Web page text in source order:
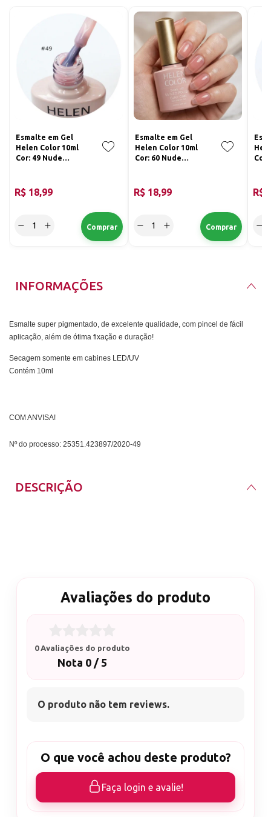
Esmalte em Gel
Helen Color 10ml
Cor: 49 Nude
R$ 18,99
Esmalte em Gel
Helen Color 10ml
Cor: 60 Nude
R$ 18,99
Cor:
R$
INFORMAÇÕES
Esmalte super pigmentado, de excelente qualidade, com pincel de fácil
aplicação, além de ótima fixação e duração!
Secagem somente em cabines LED/UV
Contém 10ml
COM ANVISA!
Nº do processo: 25351.423897/2020-49
DESCRIÇÃO
Avaliações do produto
0 Avaliações do produto
Nota 0 / 5
O produto não tem reviews.
O que você achou deste produto?
Faça login e avalie!